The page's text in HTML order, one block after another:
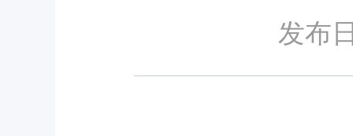
发布